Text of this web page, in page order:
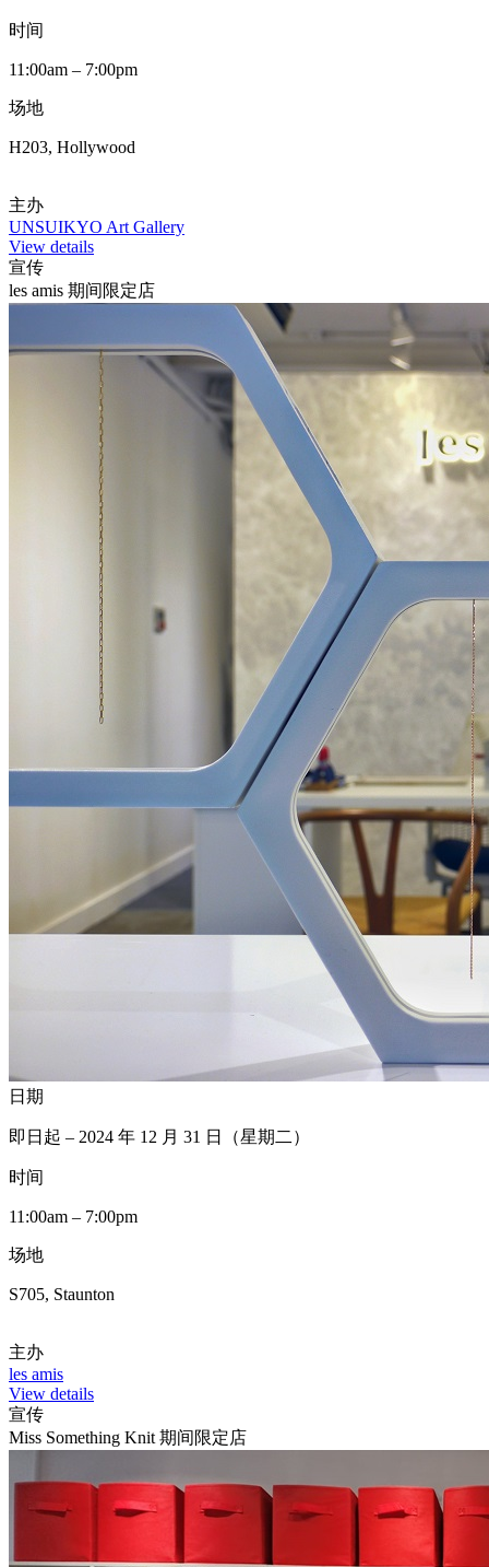
时间
11:00am – 7:00pm
场地
H203, Hollywood
主办
UNSUIKYO Art Gallery
View details
宣传
les amis 期间限定店
日期
即日起 – 2024 年 12 月 31 日（星期二）
时间
11:00am – 7:00pm
场地
S705, Staunton
主办
les amis
View details
宣传
Miss Something Knit 期间限定店